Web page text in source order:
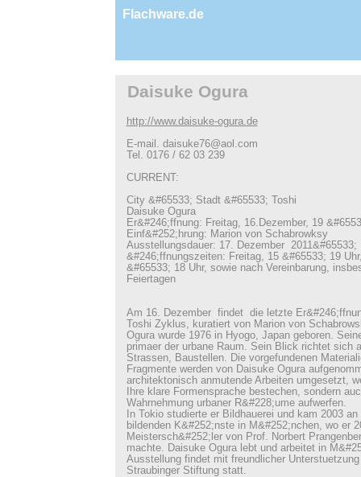
Flachware.de
Daisuke Ogura
http://www.daisuke-ogura.de
E-mail. daisuke76@aol.com
Tel. 0176 / 62 03 239
CURRENT:
City &#65533; Stadt &#65533; Toshi
Daisuke Ogura
Er&#246;ffnung: Freitag, 16.Dezember, 19
Einf&#252;hrung: Marion von Schabrowksy
Ausstellungsdauer: 17. Dezember 2011&#65533;
&#246;ffnungszeiten: Freitag, 15 &#65533; 19
&#65533; 18 Uhr, sowie nach Vereinbarung,
Feiertagen
Am 16. Dezember findet die letzte
Toshi Zyklus, kuratiert von Marion von
Ogura wurde 1976 in Hyogo, Japan geboren.
primaer der urbane Raum. Sein Blick richtet sich
Strassen, Baustellen. Die vorgefundenen
Fragmente werden von Daisuke Ogura
architektonisch anmutende Arbeiten umgesetzt,
Ihre klare Formensprache bestechen, sondern
Wahrnehmung urbaner R&#228;ume aufwerfen.
In Tokio studierte er Bildhauerei und kam 2003
bildenden K&#252;nste in M&#252;nchen, wo er
Meistersch&#252;ler von Prof. Norbert
machte. Daisuke Ogura lebt und arbeitet in
Ausstellung findet mit freundlicher
Straubinger Stiftung statt.